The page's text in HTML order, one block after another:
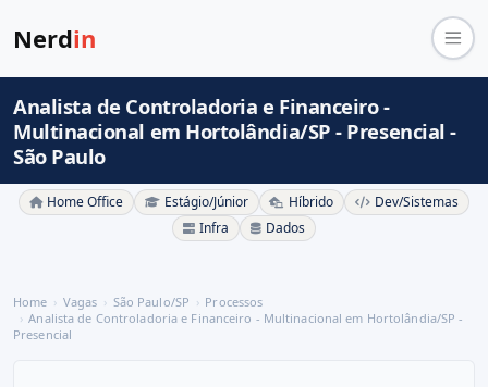
Nerdin
Analista de Controladoria e Financeiro -
Multinacional em Hortolândia/SP - Presencial -
São Paulo
Home Office Estágio/Júnior Híbrido
Dev/Sistemas
Infra
Dados
Home Vagas São Paulo/SP
Processos
Analista de Controladoria e Financeiro - Multinacional em Hortolândia/SP -
Presencial